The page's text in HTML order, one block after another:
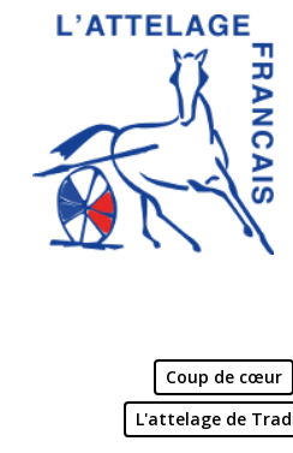
Coup de cœur
L'attelage de